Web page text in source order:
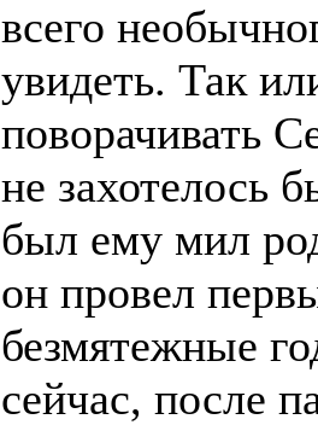
всего
увидеть. Так
поворачивать
не захотелось
был ему мил
он провел
безмятежные
сейчас, после